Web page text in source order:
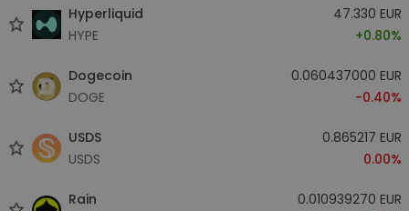
Hyperliquid
HYPE
47.330 EUR
+0.80%
Dogecoin
DOGE
0.060437000 EUR
-0.40%
USDS
USDS
0.865217 EUR
0.00%
Rain
0.010939270 EUR